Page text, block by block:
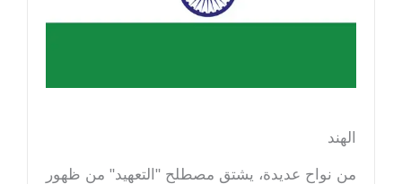
الهند
من نواحٍ عديدة، يشتق مصطلح "التعهيد" من ظهور